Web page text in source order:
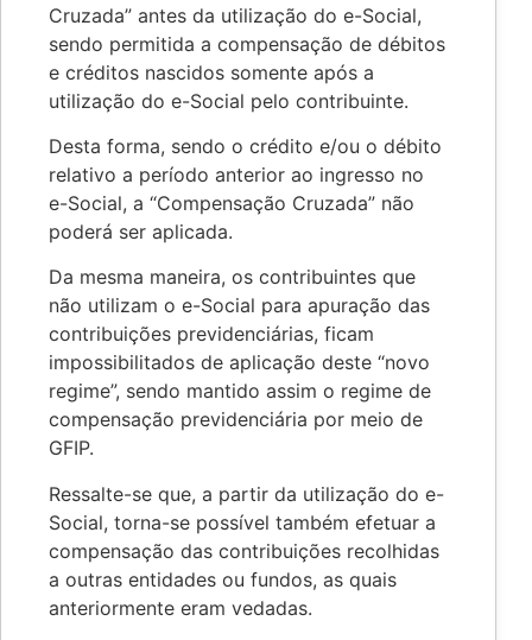
Cruzada” antes da utilização do e-Social,
sendo permitida a compensação de débitos
e créditos nascidos somente após a
utilização do e-Social pelo contribuinte.
Desta forma, sendo o crédito e/ou o débito
relativo a período anterior ao ingresso no
e-Social, a “Compensação Cruzada” não
poderá ser aplicada.
Da mesma maneira, os contribuintes que
não utilizam o e-Social para apuração das
contribuições previdenciárias, ficam
impossibilitados de aplicação deste “novo
regime”, sendo mantido assim o regime de
compensação previdenciária por meio de
GFIP.
Ressalte-se que, a partir da utilização do e-
Social, torna-se possível também efetuar a
compensação das contribuições recolhidas
a outras entidades ou fundos, as quais
anteriormente eram vedadas.